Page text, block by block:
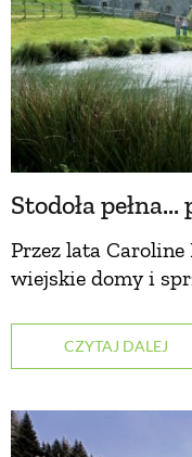
Stodoła
Przez lata
wiejskie domy i
CZYTAJ DALEJ